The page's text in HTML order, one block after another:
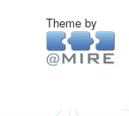
Theme by